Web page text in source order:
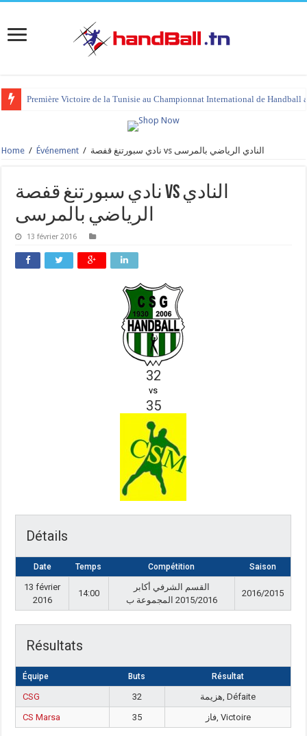
Première Victoire de la Tunisie au Championnat International de Handball
Home / Événement / نادي سبورتنغ قفصة vs النادي الرياضي بالمرسى
نادي سبورتنغ قفصة vs النادي
الرياضي بالمرسى
13 février 2016
32
vs
35
Détails
Date Temps Compétition Saison
13 février
2016
14:00
القسم الشرفي أكابر
2015/2016 المجموعة ب
2016/2015
Résultats
Équipe Buts Résultat
CSG 32
هزيمة, Défaite
CS Marsa
35 فاز, Victoire